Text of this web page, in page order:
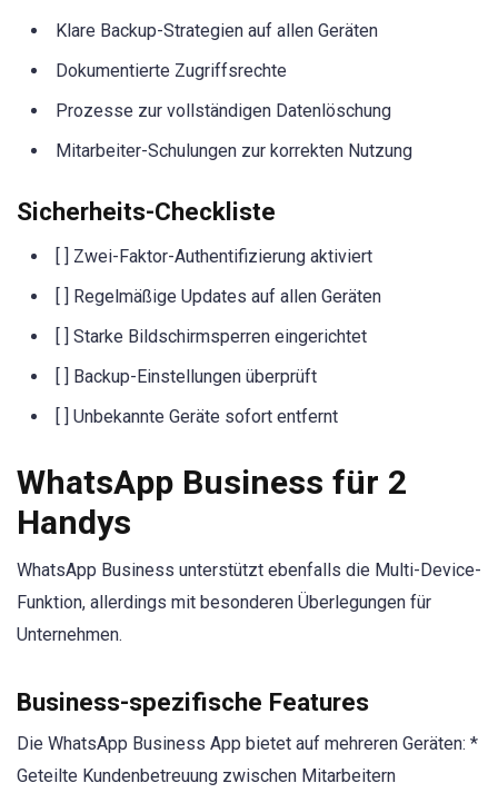
Klare Backup-Strategien auf allen Geräten
Dokumentierte Zugriffsrechte
Prozesse zur vollständigen Datenlöschung
Mitarbeiter-Schulungen zur korrekten Nutzung
Sicherheits-Checkliste
[ ] Zwei-Faktor-Authentifizierung aktiviert
[ ] Regelmäßige Updates auf allen Geräten
[ ] Starke Bildschirmsperren eingerichtet
[ ] Backup-Einstellungen überprüft
[ ] Unbekannte Geräte sofort entfernt
WhatsApp Business für 2
Handys
WhatsApp Business unterstützt ebenfalls die Multi-Device-
Funktion, allerdings mit besonderen Überlegungen für
Unternehmen.
Business-spezifische Features
Die WhatsApp Business App bietet auf mehreren Geräten: *
Geteilte Kundenbetreuung zwischen Mitarbeitern